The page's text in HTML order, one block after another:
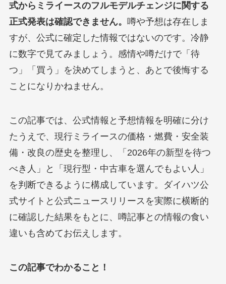
式からミライースのフルモデルチェンジに関する
正式発表は確認できません。 噂や予想は存在しま
すが、公式に確定した情報ではないのです。冷静
に数字で見てみましょう。感情や噂だけで「待
つ」「買う」を決めてしまうと、あとで後悔する
ことになりかねません。
この記事では、公式情報と予想情報を明確に分け
たうえで、現行ミライースの価格・燃費・安全装
備・改良の歴史を整理し、「2026年の新型を待つ
べき人」と「現行型・中古車を選んでもよい人」
を判断できるように構成しています。ダイハツ公
式サイトと公式ニュースリリースを実際に横断的
に確認した結果をもとに、噂記事との情報の食い
違いも含めてお伝えします。
この記事でわかること！